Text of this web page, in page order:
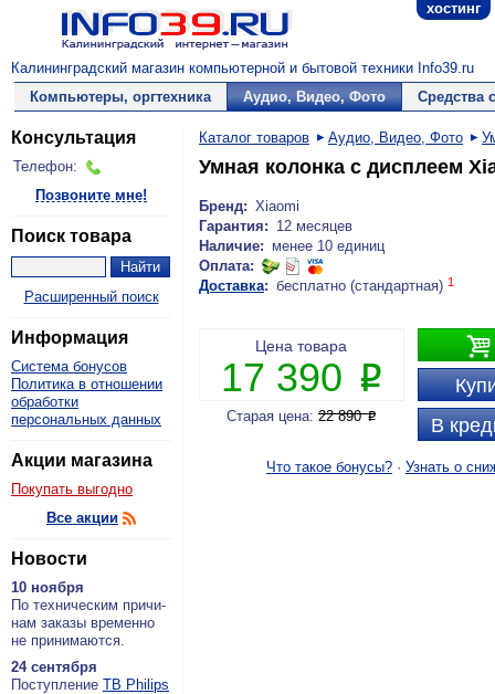
хостинг
Калининградский магазин компьютерной и бытовой техники Info39.ru
Компьютеры, оргтехника
Аудио, Видео, Фото Средства
Консультация
Телефон:
Позвоните мне!
Поиск товара
Расширенный поиск
Информация
Система бонусов
Политика в отношении
обработки
персональных данных
Акции магазина
Покупать выгодно
Все акции
Новости
10 ноября
По тех­ни­че­ским при­чи­
нам за­ка­зы вре­мен­но
не при­ни­ма­ют­ся.
24 сентября
По­ступ­ле­ние ТВ Philips
Каталог товаров Аудио, Видео, Фото
Умная колонка с дисплеем
Бренд: Xiaomi
Гарантия: 12 месяцев
Наличие: менее 10 единиц
Оплата:
Доставка: бесплатно (стандартная) 1

В
Цена товара
17 390 P
Старая цена:22 890P
Что такое бонусы? · Узнать о